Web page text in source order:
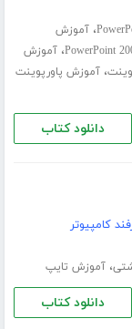
،آموزش
،آموزش
،آموزش پاورپوینت
دانلود کتاب
کامپیوتر
،آموزش تایپ
دانلود کتاب